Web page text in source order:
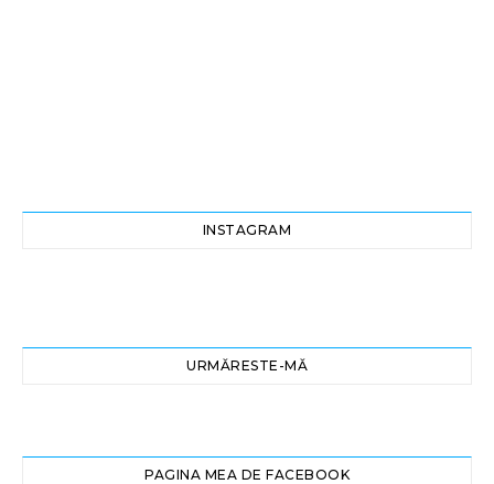
INSTAGRAM
URMĂRESTE-MĂ
PAGINA MEA DE FACEBOOK